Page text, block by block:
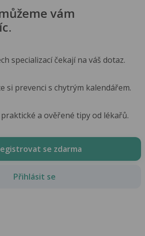
vám
specializací čekají na váš dotaz.
si prevenci s chytrým kalendářem.
a ověřené tipy od lékařů.
se zdarma
Přihlásit se